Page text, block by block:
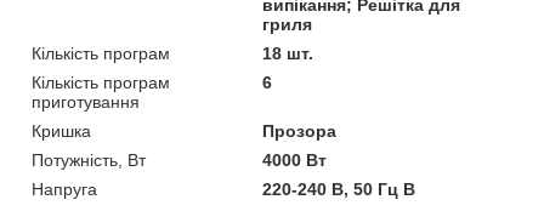
випікання; Решітка для
гриля
Кількість програм
18 шт.
Кількість програм
приготування
6
Кришка
Прозора
Потужність, Вт
4000 Вт
Напруга
220-240 В, 50 Гц В